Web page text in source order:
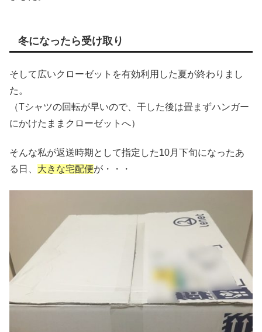
冬になったら受け取り
そして広いクローゼットを有効利用した夏が終わりまし
た。
（Tシャツの回転が早いので、干した後は畳まずハンガー
にかけたままクローゼットへ）
そんな私が返送時期として指定した10月下旬になったあ
る日、 大きな宅配便が・・・